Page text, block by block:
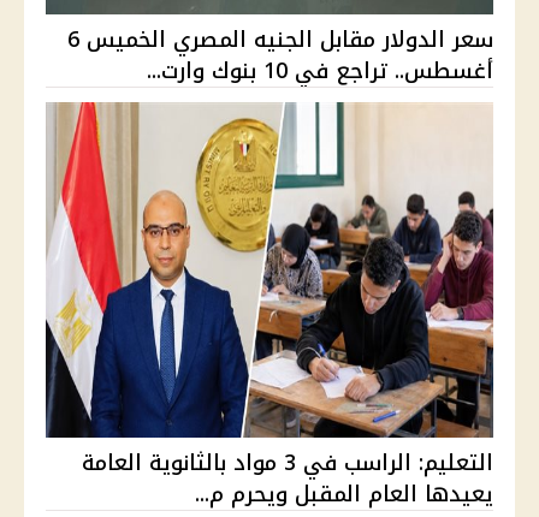
سعر الدولار مقابل الجنيه المصري الخميس 6
أغسطس.. تراجع في 10 بنوك وارت...
التعليم: الراسب في 3 مواد بالثانوية العامة
يعيدها العام المقبل ويحرم م...